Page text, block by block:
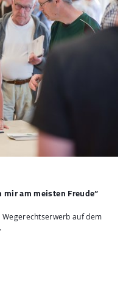
mir am meisten Freude“
auf dem